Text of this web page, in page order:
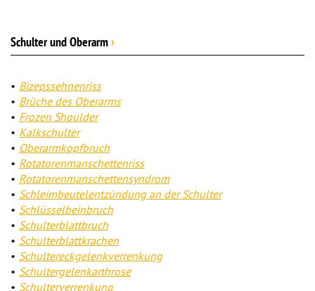
Schulter und Oberarm›
Bizepssehnenriss
Brüche des Oberarms
Frozen Shoulder
Kalkschulter
Oberarmkopfbruch
Rotatorenmanschettenriss
Rotatorenmanschettensyndrom
Schleimbeutelentzündung an der Schulter
Schlüsselbeinbruch
Schulterblattbruch
Schulterblattkrachen
Schultereckgelenkverrenkung
Schultergelenkarthrose
Schulterverrenkung